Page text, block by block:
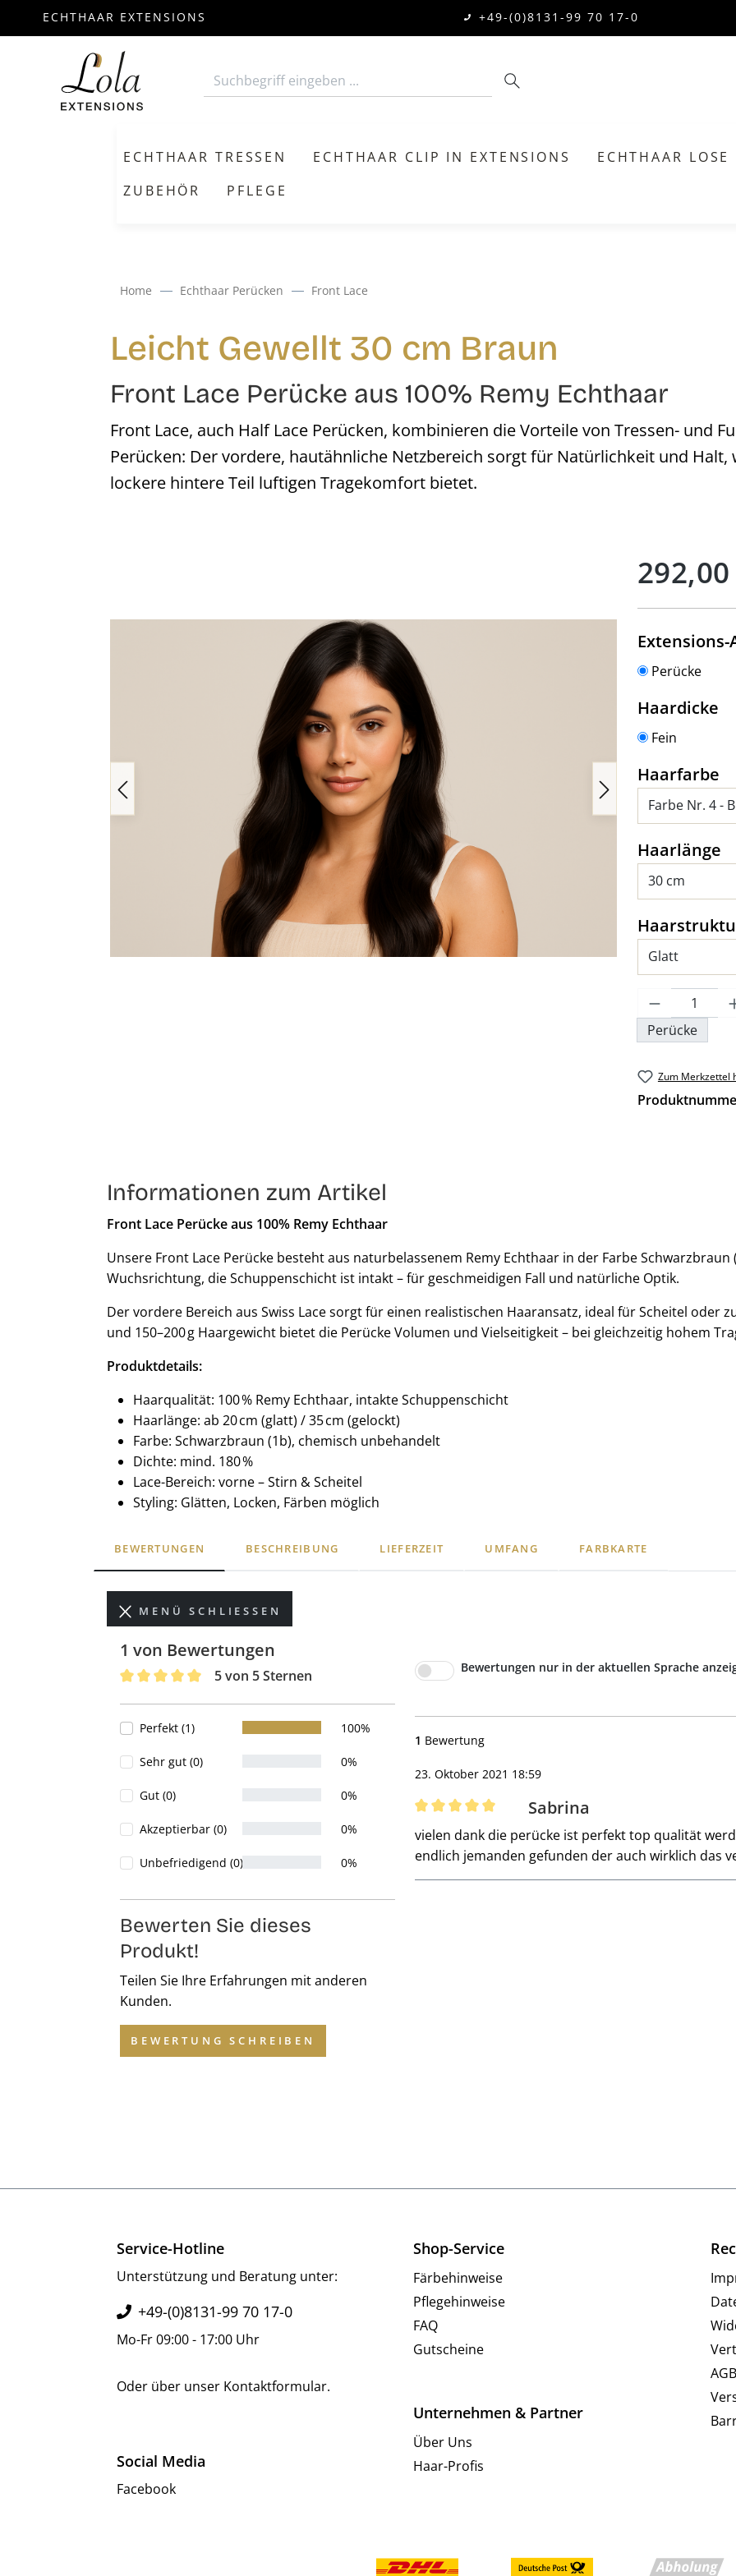
ECHTHAAR EXTENSIONS +49-(0)8131-99 70 17-0
ECHTHAAR TRESSEN ECHTHAAR CLIP IN EXTENSIONS ECHTHAAR LOSE
ZUBEHÖR
PFLEGE
Home Echthaar Perücken Front Lace
Leicht Gewellt 30 cm Braun
Front Lace Perücke aus 100% Remy Echthaar
Front Lace, auch Half Lace Perücken, kombinieren die Vorteile von Tressen- und
Perücken: Der vordere, hautähnliche Netzbereich sorgt für Natürlichkeit und Halt,
lockere hintere Teil luftigen Tragekomfort bietet.
Extensions-
Perücke
Haardicke
Fein
Haarfarbe
Haarlänge
Produkt
Perücke
Zum Merkzettel
Informationen zum Artikel
Front Lace Perücke aus 100% Remy Echthaar
Unsere Front Lace Perücke besteht aus naturbelassenem Remy Echthaar in der Farbe
Wuchsrichtung, die Schuppenschicht ist intakt – für geschmeidigen Fall und natürliche Optik.
Der vordere Bereich aus Swiss Lace sorgt für einen realistischen Haaransatz, ideal für Scheitel oder
und 150–200 g Haargewicht bietet die Perücke Volumen und Vielseitigkeit – bei gleichzeitig hohem
Produktdetails:
Haarqualität: 100 % Remy Echthaar, intakte Schuppenschicht
Haarlänge: ab 20 cm (glatt) / 35 cm (gelockt)
Farbe: Schwarzbraun (1b), chemisch unbehandelt
Dichte: mind. 180 %
Lace-Bereich: vorne – Stirn & Scheitel
Styling: Glätten, Locken, Färben möglich
BEWERTUNGEN BESCHREIBUNG LIEFERZEIT UMFANG FARBKARTE
MENÜ SCHLIESSEN
1 von Bewertungen
5 von 5 Sternen
Perfekt (1) 100%
Sehr gut (0) 0%
Gut (0) 0%
Akzeptierbar (0) 0%
Unbefriedigend (0) 0%
Bewerten Sie dieses
Produkt!
Teilen Sie Ihre Erfahrungen mit anderen
Kunden.
BEWERTUNG SCHREIBEN
Bewertungen nur in der aktuellen Sprache
1 Bewertung
23. Oktober 2021 18:59
Bewertung mit 5 von 5 Sternen
Sabrina
vielen dank die perücke ist perfekt top qualität
endlich jemanden gefunden der auch wirklich das
Service-Hotline
Unterstützung und Beratung unter:
+49-(0)8131-99 70 17-0
Mo-Fr 09:00 - 17:00 Uhr
Oder über unser Kontaktformular.
Social Media
Facebook
Shop-Service
Färbehinweise
Pflegehinweise
FAQ
Gutscheine
Unternehmen & Partner
Über Uns
Haar-Profis
AGB